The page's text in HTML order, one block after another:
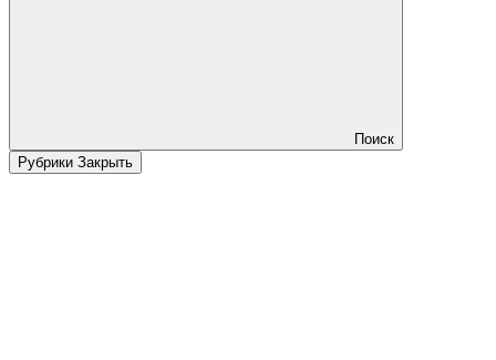
Поиск
Рубрики Закрыть